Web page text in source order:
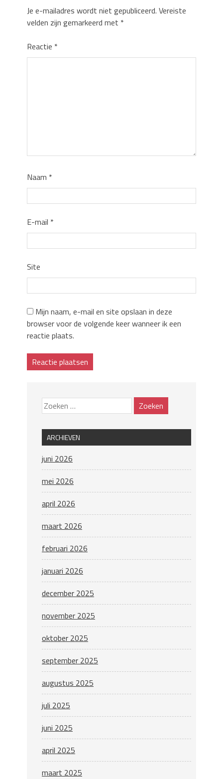
Je e-mailadres wordt niet gepubliceerd. Vereiste
velden zijn gemarkeerd met *
Reactie *
Naam *
E-mail *
Site
Mijn naam, e-mail en site opslaan in deze
browser voor de volgende keer wanneer ik een
reactie plaats.
ARCHIEVEN
juni 2026
mei 2026
april 2026
maart 2026
februari 2026
januari 2026
december 2025
november 2025
oktober 2025
september 2025
augustus 2025
juli 2025
juni 2025
april 2025
maart 2025